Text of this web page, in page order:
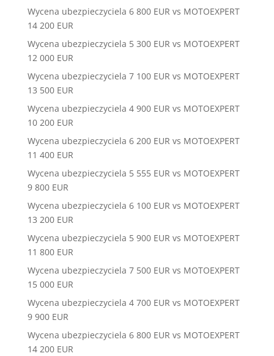
Wycena ubezpieczyciela 6 800 EUR vs MOTOEXPERT
14 200 EUR
Wycena ubezpieczyciela 5 300 EUR vs MOTOEXPERT
12 000 EUR
Wycena ubezpieczyciela 7 100 EUR vs MOTOEXPERT
13 500 EUR
Wycena ubezpieczyciela 4 900 EUR vs MOTOEXPERT
10 200 EUR
Wycena ubezpieczyciela 6 200 EUR vs MOTOEXPERT
11 400 EUR
Wycena ubezpieczyciela 5 555 EUR vs MOTOEXPERT
9 800 EUR
Wycena ubezpieczyciela 6 100 EUR vs MOTOEXPERT
13 200 EUR
Wycena ubezpieczyciela 5 900 EUR vs MOTOEXPERT
11 800 EUR
Wycena ubezpieczyciela 7 500 EUR vs MOTOEXPERT
15 000 EUR
Wycena ubezpieczyciela 4 700 EUR vs MOTOEXPERT
9 900 EUR
Wycena ubezpieczyciela 6 800 EUR vs MOTOEXPERT
14 200 EUR